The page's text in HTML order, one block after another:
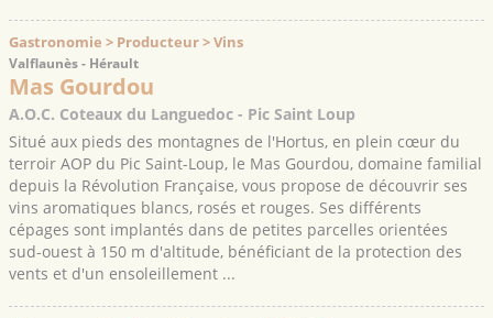
Gastronomie > Producteur > Vins
Valflaunès - Hérault
Mas Gourdou
A.O.C. Coteaux du Languedoc - Pic Saint Loup
Situé aux pieds des montagnes de l'Hortus, en plein cœur du
terroir AOP du Pic Saint-Loup, le Mas Gourdou, domaine familial
depuis la Révolution Française, vous propose de découvrir ses
vins aromatiques blancs, rosés et rouges. Ses différents
cépages sont implantés dans de petites parcelles orientées
sud-ouest à 150 m d'altitude, bénéficiant de la protection des
vents et d'un ensoleillement ...